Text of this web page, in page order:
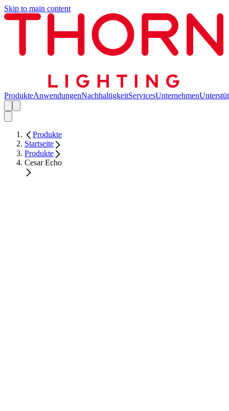
Skip to main content
ProdukteAnwendungenNachhaltigkeitServicesUnternehmen
Produkte
Startseite
Produkte
Cesar Echo